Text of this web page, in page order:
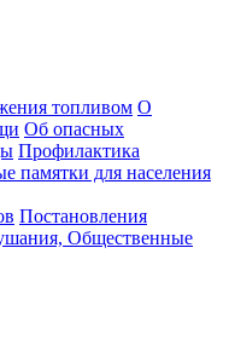
топливом О
Об опасных
Профилактика
памятки для населения
Постановления
Общественные